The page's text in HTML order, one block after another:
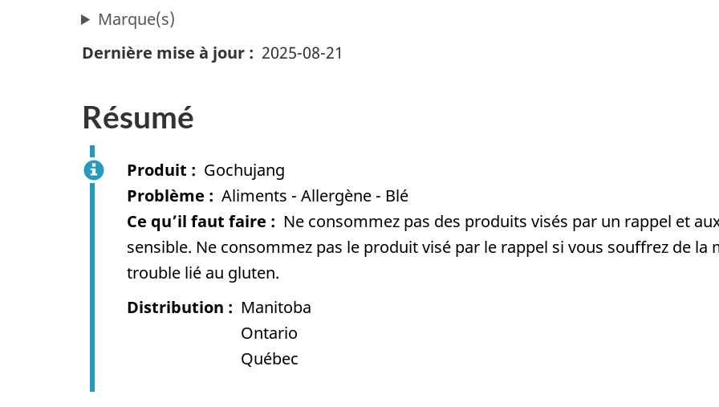
Marque(s)
Dernière mise à jour
2025-08-21
Résumé
Produit
Gochujang
Problème
Aliments - Allergène - Blé
Ce qu’il faut faire
Ne consommez pas des produits visés par un rappel et
sensible. Ne consommez pas le produit visé par le rappel si vous souffrez de
trouble lié au gluten.
Distribution
Manitoba
Ontario
Québec